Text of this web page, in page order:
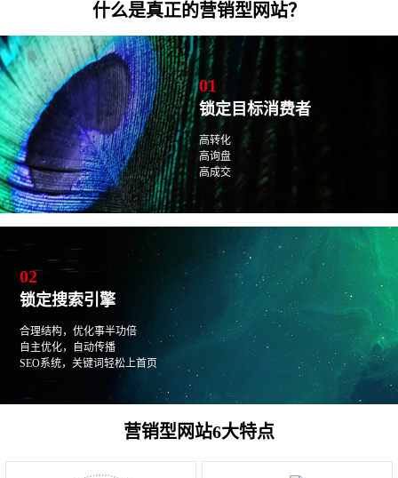
什么是真正的营销型网站？
01
锁定目标消费者
高转化
高询盘
高成交
02
锁定搜索引擎
合理结构，优化事半功倍
自主优化，自动传播
SEO系统，关键词轻松上首页
营销型网站6大特点